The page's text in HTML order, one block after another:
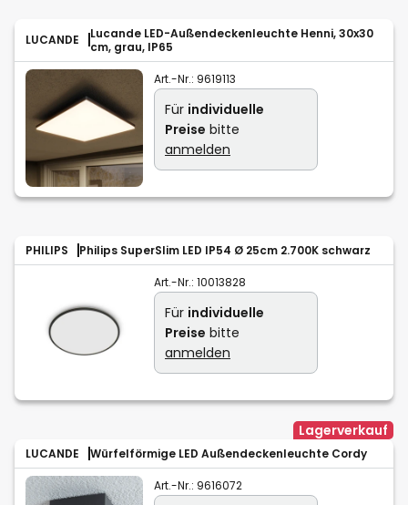
LUCANDE
Lucande LED-Außendeckenleuchte Henni, 30x30
cm, grau, IP65
Art.-Nr.: 9619113
Für individuelle
Preise bitte
anmelden
PHILIPS Philips SuperSlim LED IP54 Ø 25cm 2.700K schwarz
Art.-Nr.: 10013828
Für individuelle
Preise bitte
anmelden
LUCANDE Würfelförmige LED Außendeckenleuchte Cordy
Lagerverkauf
Art.-Nr.: 9616072